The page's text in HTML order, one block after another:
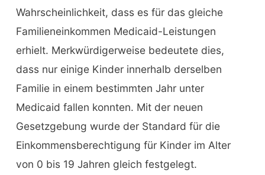
Wahrscheinlichkeit, dass es für das gleiche
Familieneinkommen Medicaid-Leistungen
erhielt. Merkwürdigerweise bedeutete dies,
dass nur einige Kinder innerhalb derselben
Familie in einem bestimmten Jahr unter
Medicaid fallen konnten. Mit der neuen
Gesetzgebung wurde der Standard für die
Einkommensberechtigung für Kinder im Alter
von 0 bis 19 Jahren gleich festgelegt.